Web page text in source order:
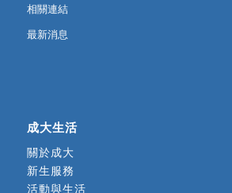
相關連結
最新消息
成大生活
關於成大
新生服務
活動與生活